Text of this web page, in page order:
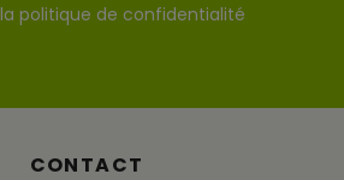
politique de confidentialité
CONTACT